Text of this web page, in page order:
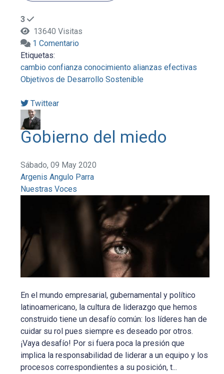
3
13640 Visitas
1 Comentario
Etiquetas:
cambio confianza conocimiento alianzas efectivas
Objetivos de Desarrollo Sostenible
Twittear
Gobierno del miedo
Sábado, 09 May 2020
Argenis Angulo Parra
Nuestras Voces
En el mundo empresarial, gubernamental y político
latinoamericano, la cultura de liderazgo que hemos
construido tiene un desafío común: los líderes han de
cuidar su rol pues siempre es deseado por otros.
¡Vaya desafío! Por si fuera poca la presión que
implica la responsabilidad de liderar a un equipo y los
procesos correspondientes a su posición, t...